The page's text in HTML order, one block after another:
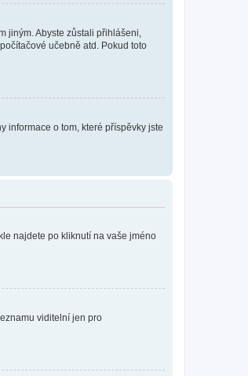
jiným. Abyste zůstali přihlášeni,
učebně atd. Pokud toto
informace o tom, které příspěvky jste
najdete po kliknutí na vaše jméno
viditelní jen pro